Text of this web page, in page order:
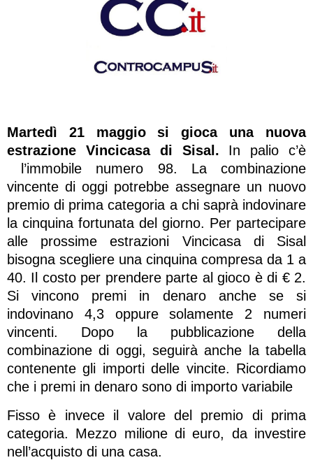
Martedì 21 maggio si gioca una nuova
estrazione Vincicasa di Sisal. In palio c’è
l’immobile numero 98. La combinazione
vincente di oggi potrebbe assegnare un nuovo
premio di prima categoria a chi saprà indovinare
la cinquina fortunata del giorno. Per partecipare
alle prossime estrazioni Vincicasa di Sisal
bisogna scegliere una cinquina compresa da 1 a
40. Il costo per prendere parte al gioco è di € 2.
Si vincono premi in denaro anche se si
indovinano 4,3 oppure solamente 2 numeri
vincenti. Dopo la pubblicazione della
combinazione di oggi, seguirà anche la tabella
contenente gli importi delle vincite. Ricordiamo
che i premi in denaro sono di importo variabile
Fisso è invece il valore del premio di prima
categoria. Mezzo milione di euro, da investire
nell’acquisto di una casa.